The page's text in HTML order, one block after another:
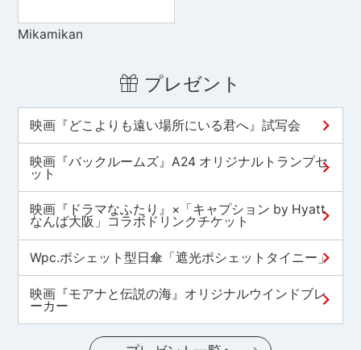
Mikamikan
プレゼント
映画『どこよりも遠い場所にいる君へ』試写会
映画『バックルームズ』A24 オリジナルトランプセ
ット
映画『ドラマなふたり』×「キャプション by Hyatt
なんば大阪」コラボドリンクチケット
Wpc.ポシェット型日傘「遮光ポシェットタイニー」
映画『モアナと伝説の海』オリジナルウインドブレ
ーカー